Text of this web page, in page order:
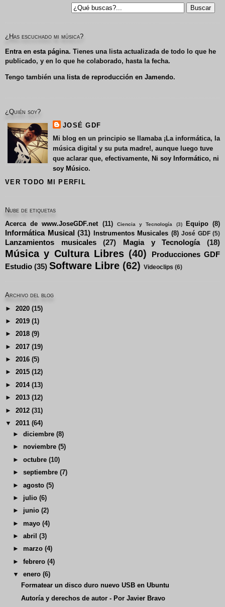
¿Has escuchado mi música?
Entra en esta página. Tienes una lista actualizada de todo lo que he
publicado, y en lo que he colaborado, hasta la fecha.
Tengo también una lista de reproducción en Jamendo.
¿Quién soy?
JOSÉ GDF
Mi blog en un principio se llamaba ¡La informática, la
música digital y su puta madre!, aunque luego tuve
que aclarar que, efectivamente, Ni soy Informático, ni
soy Músico.
VER TODO MI PERFIL
Nube de etiquetas
Acerca de www.JoseGDF.net (11) Ciencia y Tecnología (3) Equipo (8)
Informática Musical (31) Instrumentos Musicales (8) José GDF (5)
Lanzamientos musicales (27) Magia y Tecnología (18)
Música y Cultura Libres (40)
Producciones GDF
Estudio (35) Software Libre (62) Videoclips (6)
Archivo del blog
► 2020 (15)
► 2019 (1)
► 2018 (9)
► 2017 (19)
► 2016 (5)
► 2015 (12)
► 2014 (13)
► 2013 (12)
► 2012 (31)
▼
2011 (64)
►diciembre (8)
►noviembre (5)
►octubre (10)
►septiembre (7)
►agosto (5)
► julio (6)
► junio (2)
►mayo (4)
►abril
(3)
►marzo (4)
►febrero (4)
▼
enero (6)
Formatear un disco duro nuevo USB en Ubuntu
Autoría y derechos de autor - Por Javier Bravo